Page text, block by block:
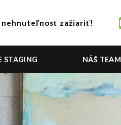
nehnuteľnosť zažiariť!
STAGING NÁŠ TEAM